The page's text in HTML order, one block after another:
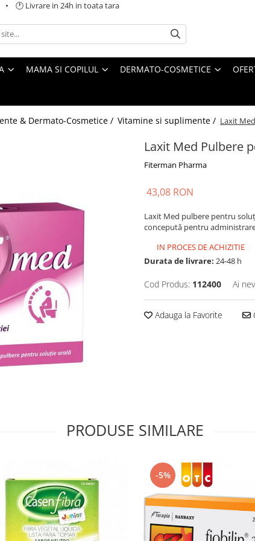
• 🕐 Livrare in 24h in toata tara
MAMA SI COPILUL DERMATO-COSMETICE
& Dermato-Cosmetice / Vitamine si suplimente / Laxit
Laxit Med Pulbere
Fiterman Pharma
43,08 RON
Laxit Med pulbere pentru
concepută pentru
IN PROCES DE ACHIZITIE
Durata de livrare: 24-48 h
Cod Produs: 112400 Ai
Adauga la Favorite
PRODUSE SIMILARE
-5%